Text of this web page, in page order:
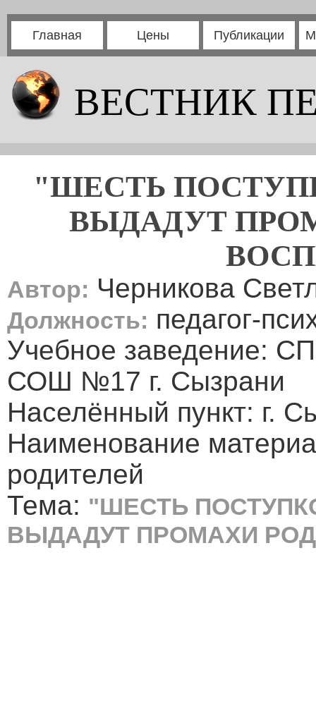
Главная Цены Публикации
ВЕСТНИК
"ШЕСТЬ
ВЫДАДУТ
Автор: Черникова
Должность: педагог-
Учебное заведение:
СОШ №17 г. Сызрани
Населённый пункт: г.
Наименование
родителей
Тема: "ШЕСТЬ
ВЫДАДУТ ПРОМАХИ